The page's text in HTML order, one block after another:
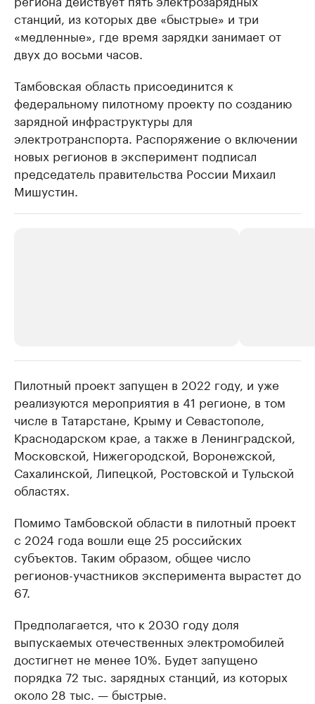
станций, из которых две «быстрые» и три
«медленные», где время зарядки занимает от
двух до восьми часов.
Тамбовская область присоединится к
федеральному пилотному проекту по созданию
зарядной инфраструктуры для
электротранспорта. Распоряжение о включении
новых регионов в эксперимент подписал
председатель правительства России Михаил
Мишустин.
Делитесь новостями бизнеса на РБК
Управляйте страницей компании и развивайте личные
бренды спикеров бизнеса
Крупнейшие
продавцы
Ознакомьтесь с
Пилотный проект запущен в 2022 году, и уже
реализуются мероприятия в 41 регионе, в том
числе в Татарстане, Крыму и Севастополе,
Краснодарском крае, а также в Ленинградской,
Московской, Нижегородской, Воронежской,
Сахалинской, Липецкой, Ростовской и Тульской
областях.
Помимо Тамбовской области в пилотный проект
c 2024 года вошли еще 25 российских
субъектов. Таким образом, общее число
регионов-участников эксперимента вырастет до
67.
Предполагается, что к 2030 году доля
выпускаемых отечественных электромобилей
достигнет не менее 10%. Будет запущено
порядка 72 тыс. зарядных станций, из которых
около 28 тыс. — быстрые.